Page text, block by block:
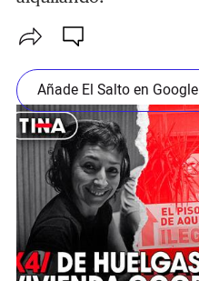
Añade El Salto en Google